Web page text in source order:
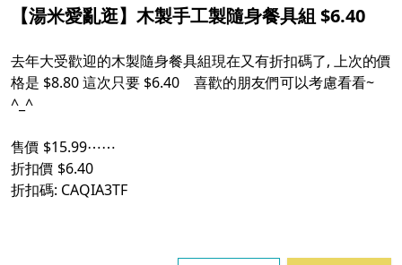
【湯米愛亂逛】木製手工製隨身餐具組 $6.40
去年大受歡迎的木製隨身餐具組現在又有折扣碼了, 上次的價
格是 $8.80 這次只要 $6.40 喜歡的朋友們可以考慮看看~
^_^
售價 $15.99⋯⋯
折扣價 $6.40
折扣碼: CAQIA3TF